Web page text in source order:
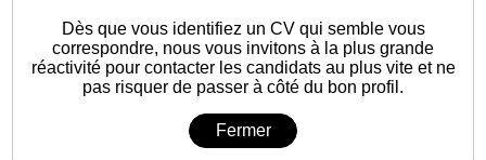
Dès que vous identifiez un CV qui semble vous
correspondre, nous vous invitons à la plus grande
réactivité pour contacter les candidats au plus vite et ne
pas risquer de passer à côté du bon profil.
Fermer